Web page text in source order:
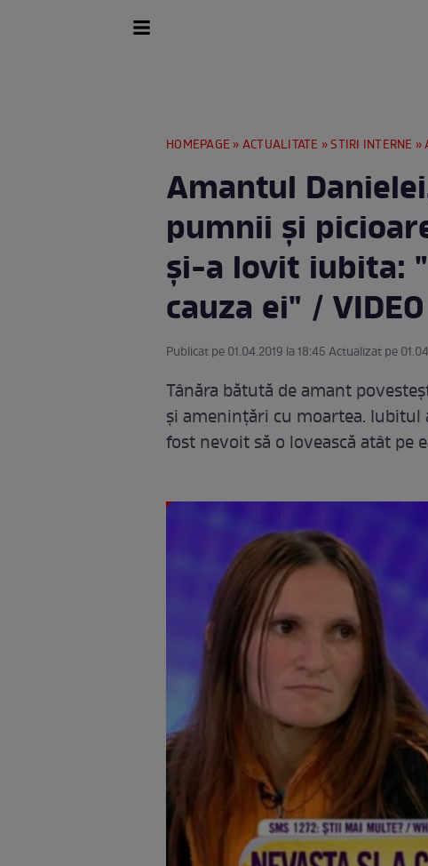
HOMEPAGE »ACTUALITATE »STIRI INTERNE »
Amantul
pumnii și
și-a lovit iubita:
cauza ei" / VIDEO
Publicat pe 01.04.2019 la 18:45 Actualizat pe
Tânăra bătută de amant
şi ameninţări cu moartea. Iubitul
fost nevoit să o lovească atât pe